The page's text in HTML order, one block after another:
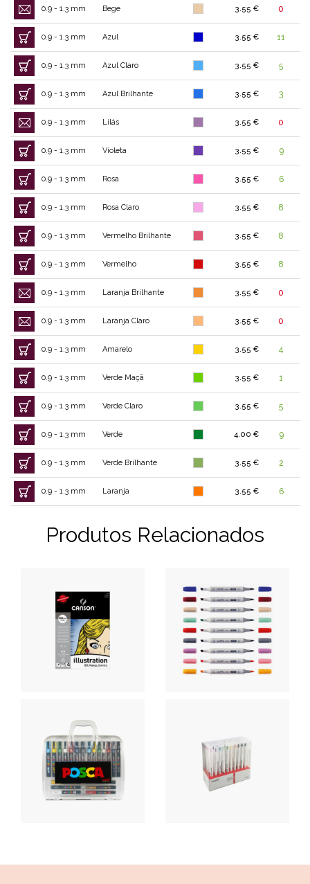
0.9 - 1.3 mm Bege 3.55 € 0
0.9 - 1.3 mm Azul 3.55 € 11
0.9 - 1.3 mm Azul Claro 3.55 € 5
0.9 - 1.3 mm Azul Brilhante 3.55 € 3
0.9 - 1.3 mm Lilás 3.55 € 0
0.9 - 1.3 mm Violeta 3.55 € 9
0.9 - 1.3 mm Rosa 3.55 € 6
0.9 - 1.3 mm Rosa Claro 3.55 € 8
0.9 - 1.3 mm Vermelho Brilhante 3.55 € 8
0.9 - 1.3 mm Vermelho 3.55 € 8
0.9 - 1.3 mm Laranja Brilhante 3.55 € 0
0.9 - 1.3 mm Laranja Claro 3.55 € 0
0.9 - 1.3 mm Amarelo 3.55 € 4
0.9 - 1.3 mm Verde Maçã 3.55 € 1
0.9 - 1.3 mm Verde Claro 3.55 € 5
0.9 - 1.3 mm Verde 4.00 € 9
0.9 - 1.3 mm Verde Brilhante 3.55 € 2
0.9 - 1.3 mm Laranja 3.55 € 6
Produtos Relacionados